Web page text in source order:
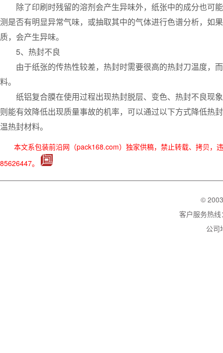
除了印刷时残留的溶剂会产生异味外，纸张中的成分也可
测是否有明显异常气味，或抽取其中的气体进行色谱分析，如
质，会产生异味。
5、热封不良
由于纸张的传热性较差，热封时需要很高的热封刀温度，
料。
纸铝复合膜在使用过程出现热封脱层、变色、热封不良现
则能有效降低出现质量事故的机率，可以通过以下方式降低热
温热封材料。
本文系包装前沿网（pack168.com）独家供稿，禁止转载、拷贝，
85626447。
©
客户服务热
公司